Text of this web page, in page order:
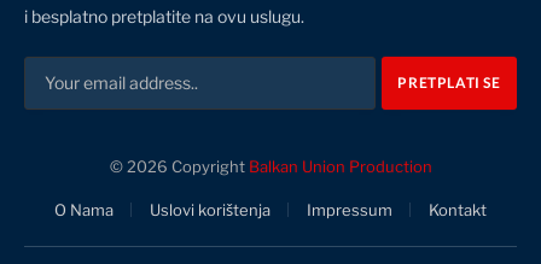
i besplatno pretplatite na ovu uslugu.
© 2026 Copyright Balkan Union Production
O Nama Uslovi korištenja Impressum Kontakt